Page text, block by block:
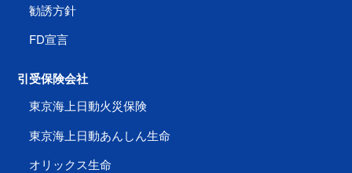
勧誘方針
FD宣言
引受保険会社
東京海上日動火災保険
東京海上日動あんしん生命
オリックス生命